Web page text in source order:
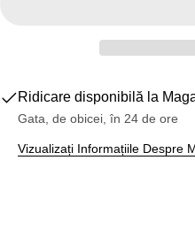
Ridicare disponibilă la
Gata, de obicei, în 24 de ore
Vizualizați Informațiile Despre